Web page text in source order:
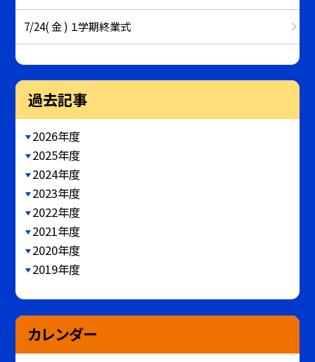
7/24( 金 ) １学期終業式
過去記事
2026年度
2025年度
2024年度
2023年度
2022年度
2021年度
2020年度
2019年度
カレンダー